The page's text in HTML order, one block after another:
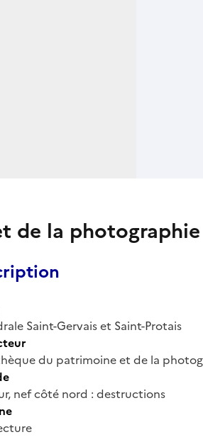
de la photographie
Saint-Gervais et Saint-Protais
du patrimoine et de la
nef côté nord : destructions